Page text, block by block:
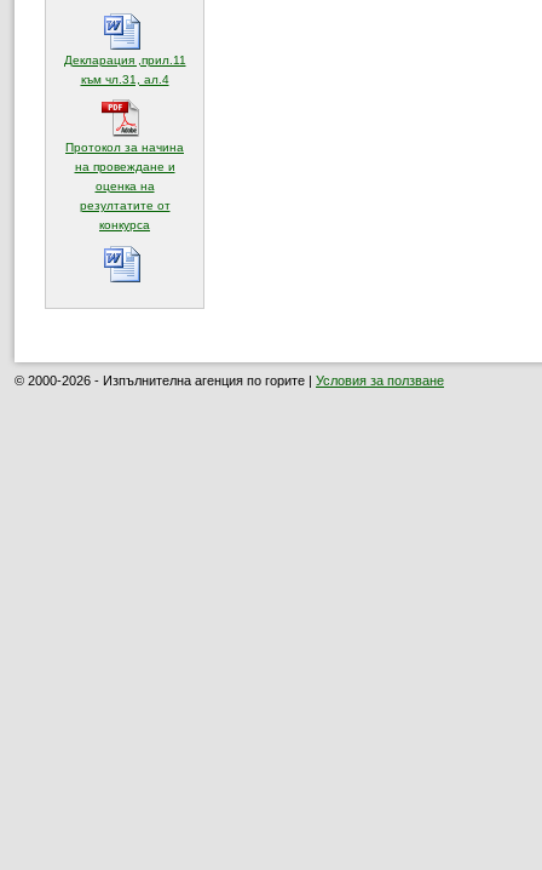
Декларация ,прил.11
към чл.31, ал.4(отваря се в нов прозорец)
Протокол за начина
на провеждане и
оценка на
резултатите от
конкурса
© 2000-2026 - Изпълнителна агенция по горите | Условия за ползване